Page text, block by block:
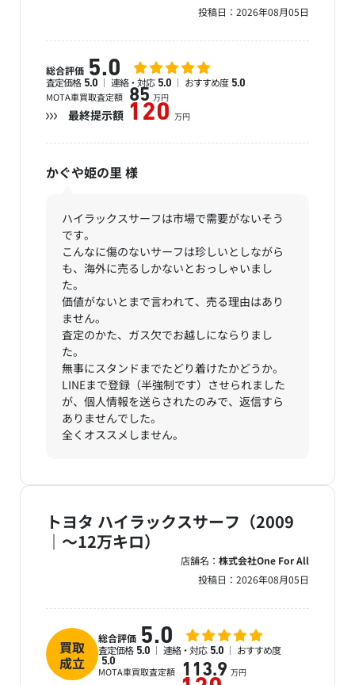
投稿日： 2026年08月05日
総合評価 5.0
査定価格 5.0 連絡・対応 5.0 おすすめ度 5.0
MOTA車買取査定額 85 万円
最終提示額 120 万円
かぐや姫の里様
ハイラックスサーフは市場で需要がないそう
です。
こんなに傷のないサーフは珍しいとしながら
も、海外に売るしかないとおっしゃいまし
た。
価値がないとまで言われて、売る理由はあり
ません。
査定のかた、ガス欠でお越しにならりまし
た。
無事にスタンドまでたどり着けたかどうか。
LINEまで登録（半強制です）させられました
が、個人情報を送らされたのみで、返信すら
ありませんでした。
全くオススメしません。
トヨタ ハイラックスサーフ（2009
｜～12万キロ）
店舗名： 株式会社One For All
投稿日： 2026年08月05日
買取
成立
総合評価 5.0
査定価格 5.0 連絡・対応 5.0 おすすめ度
5.0
MOTA車買取査定額 113.9 万円